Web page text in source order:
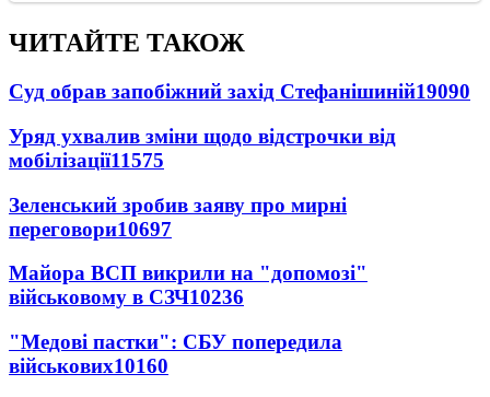
ЧИТАЙТЕ ТАКОЖ
Суд обрав запобіжний захід Стефанішиній19090
Уряд ухвалив зміни щодо відстрочки від
мобілізації11575
Зеленський зробив заяву про мирні
переговори10697
Майора ВСП викрили на "допомозі"
військовому в СЗЧ10236
"Медові пастки": СБУ попередила
військових10160